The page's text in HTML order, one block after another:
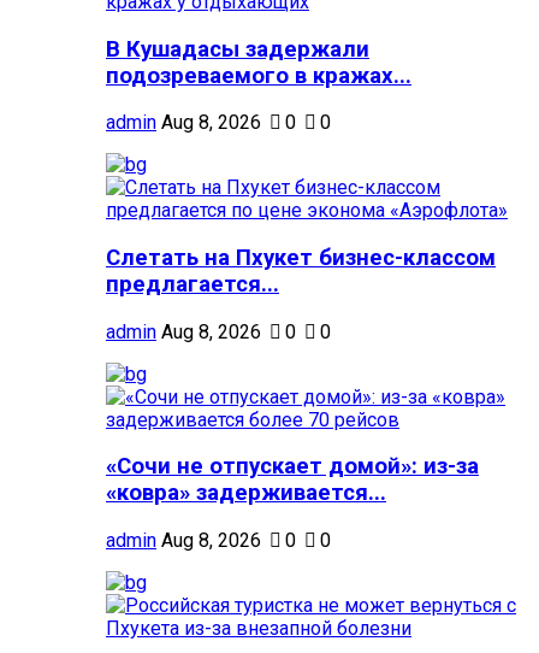
В Кушадасы задержали
подозреваемого в кражах...
admin Aug 8, 2026 0 0
Слетать на Пхукет бизнес-классом
предлагается...
admin Aug 8, 2026 0 0
«Сочи не отпускает домой»: из-за
«ковра» задерживается...
admin Aug 8, 2026 0 0